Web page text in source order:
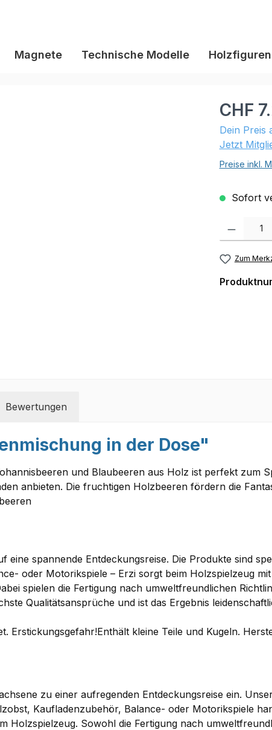
Magnete Technische Modelle Holzfiguren
CHF
Dein Preis
Jetzt
Preise inkl.
Sofort
Zum
Bewertungen
in der Dose"
und Blaubeeren aus Holz ist perfekt zum
anbieten. Die fruchtigen Holzbeeren fördern die
eine spannende Entdeckungsreise. Die Produkte sind
oder Motorikspiele – Erzi sorgt beim Holzspielzeug
spielen die Fertigung nach umweltfreundlichen
Qualitätsansprüche und ist das Ergebnis
Erstickungsgefahr!Enthält kleine Teile und Kugeln.
zu einer aufregenden Entdeckungsreise ein.
Kaufladenzubehör, Balance- oder Motorikspiele
Holzspielzeug. Sowohl die Fertigung nach